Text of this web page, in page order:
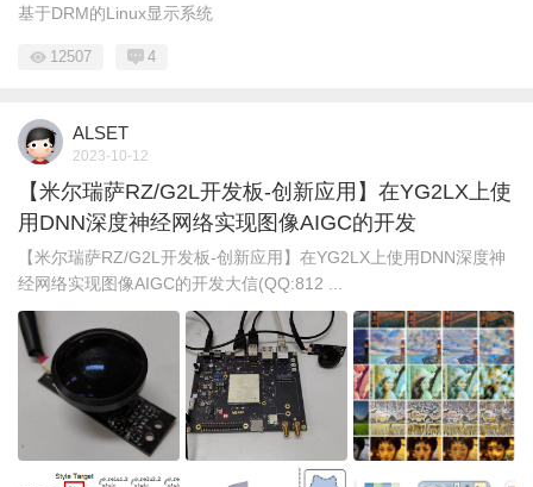
基于DRM的Linux显示系统
12507 4
ALSET
2023-10-12
【米尔瑞萨RZ/G2L开发板-创新应用】在YG2LX上使
用DNN深度神经网络实现图像AIGC的开发
【米尔瑞萨RZ/G2L开发板-创新应用】在YG2LX上使用DNN深度神
经网络实现图像AIGC的开发大信(QQ:812 ...